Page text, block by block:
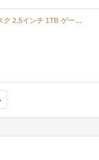
Seagate 内蔵ハードディスク 2.5インチ 1TB ゲームユーザー向け BarraCuda 2.5( SATA 6Gb/s / 5400rpm /2年保証 )正規代理店品 ST1000LM048